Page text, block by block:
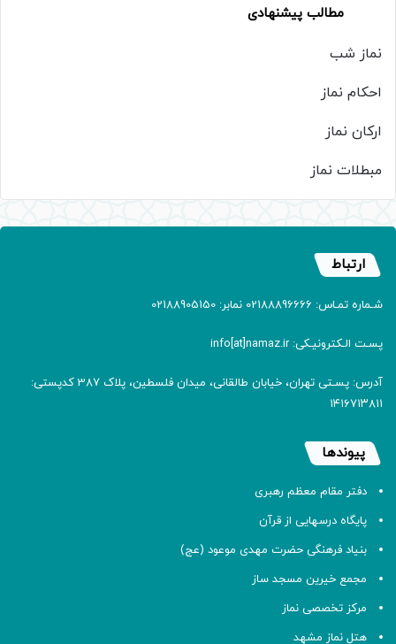
مطالب پیشنهادی
نماز شب
احکام نماز
ارکان نماز
مبطلات نماز
ارتباط
شـماره تمـاس: 02188896666 نمابر: 02188905150
پسـت الـکترونیـکی: info[at]namaz.ir
آدرس: پسـتی تهران، خیابان طالقانی، میدان فلسطین، پلاک 387 کدپستی:
۱۴۱۶۷۱۳۸۱۱
پیوندها
دفتر مقام معظم رهبری
پایگاه درسهایی از قرآن
بنیاد فرهنگی حضرت مهدی موعود (عج)
مجمع خیرین مسجد ساز
مرکز تخصصی نماز
هتل نماز مشهد